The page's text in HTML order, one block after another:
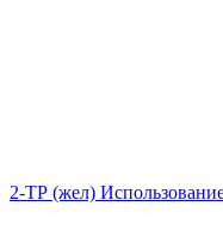
2-ТР (жел)